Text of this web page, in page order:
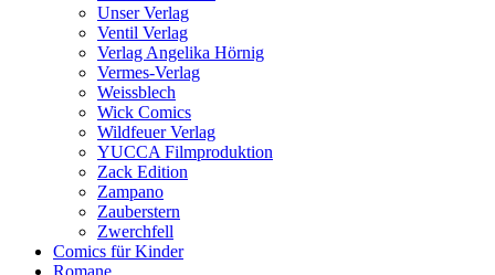
Unser Verlag
Ventil Verlag
Verlag Angelika Hörnig
Vermes-Verlag
Weissblech
Wick Comics
Wildfeuer Verlag
YUCCA Filmproduktion
Zack Edition
Zampano
Zauberstern
Zwerchfell
Comics für Kinder
Romane